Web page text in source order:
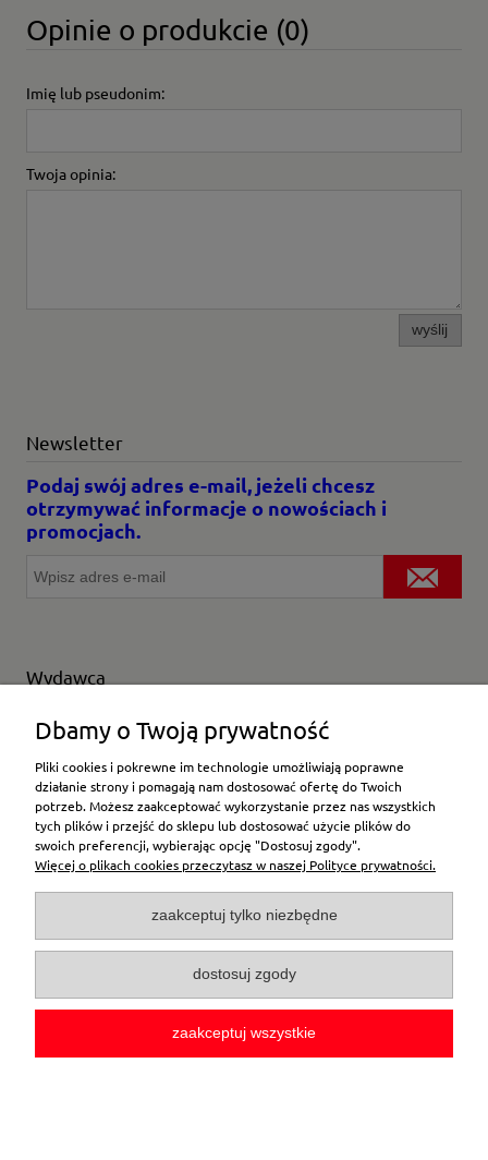
Opinie o produkcie (0)
Imię lub pseudonim:
Twoja opinia:
wyślij
Newsletter
Podaj swój adres e-mail, jeżeli chcesz
otrzymywać informacje o nowościach i
promocjach.
Wydawca
Wybierz producenta
Moje konto
Płatności i dostawa
Pomoc
O firmie
Dbamy o Twoją prywatność
Pliki cookies i pokrewne im technologie umożliwiają poprawne
działanie strony i pomagają nam dostosować ofertę do Twoich
potrzeb. Możesz zaakceptować wykorzystanie przez nas wszystkich
tych plików i przejść do sklepu lub dostosować użycie plików do
swoich preferencji, wybierając opcję "Dostosuj zgody".
Więcej o plikach cookies przeczytasz w naszej Polityce prywatności.
zaakceptuj tylko niezbędne
dostosuj zgody
zaakceptuj wszystkie